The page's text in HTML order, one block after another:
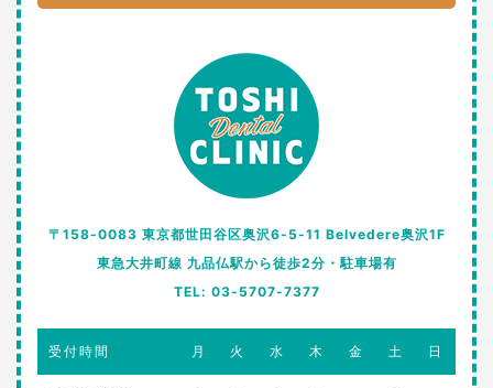
〒158-0083 東京都世田谷区奥沢6-5-11 Belvedere奥沢1F
東急大井町線 九品仏駅から徒歩2分・駐車場有
TEL: 03-5707-7377
受付時間 月 火 水 木 金 土 日